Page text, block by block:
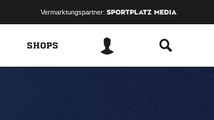
Vermarktungspartner:
SHOPS